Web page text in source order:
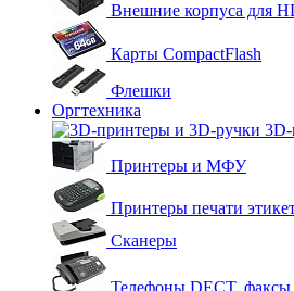
Внешние корпуса для
Карты CompactFlash
Флешки
Оргтехника
Принтеры и МФУ
Принтеры печати
Сканеры
Телефоны DECT, факсы,